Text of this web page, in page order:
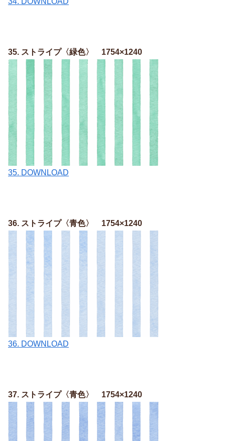
35. ストライプ〈緑色〉 1754×1240
35. DOWNLOAD
36. ストライプ〈青色〉 1754×1240
36. DOWNLOAD
37. ストライプ〈青色〉 1754×1240